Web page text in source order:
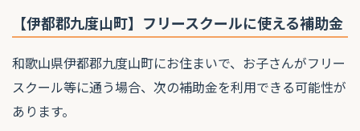
【伊都郡九度山町】フリースクールに使える補助金
和歌山県伊都郡九度山町にお住まいで、お子さんがフリー
スクール等に通う場合、次の補助金を利用できる可能性が
あります。